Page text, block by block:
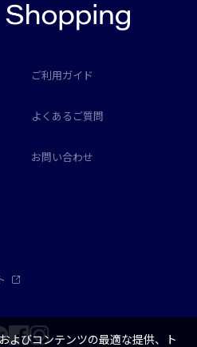
ご利用ガイド
よくあるご質問
お問い合わせ
よびコンテンツの最適な提供、ト